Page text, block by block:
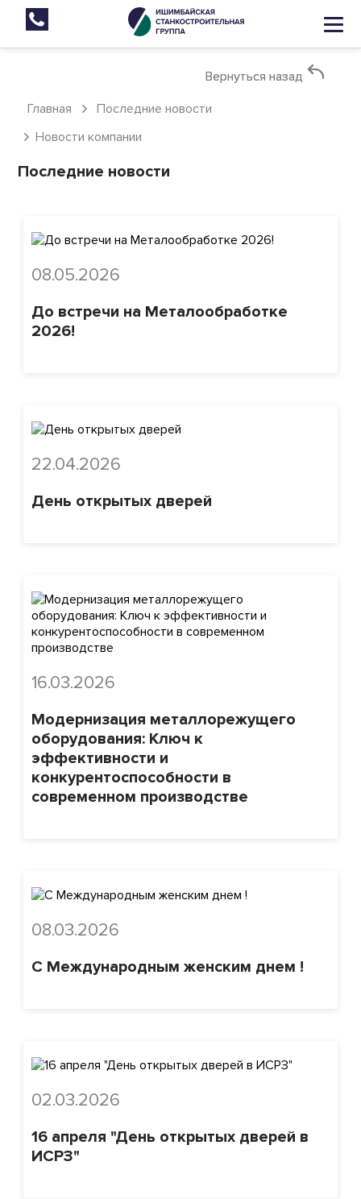
Вернуться назад
Главная
Вернуться назад
Последние новости
Новости компании
Последние новости
08.05.2026
До встречи на Металообработке
2026!
22.04.2026
День открытых дверей
16.03.2026
Модернизация металлорежущего
оборудования: Ключ к
эффективности и
конкурентоспособности в
современном производстве
08.03.2026
С Международным женским днем !
02.03.2026
16 апреля "День открытых дверей в
ИСРЗ"